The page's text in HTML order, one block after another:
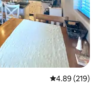
5 ರಲ್ಲಿ 4.89
4.89 (219)